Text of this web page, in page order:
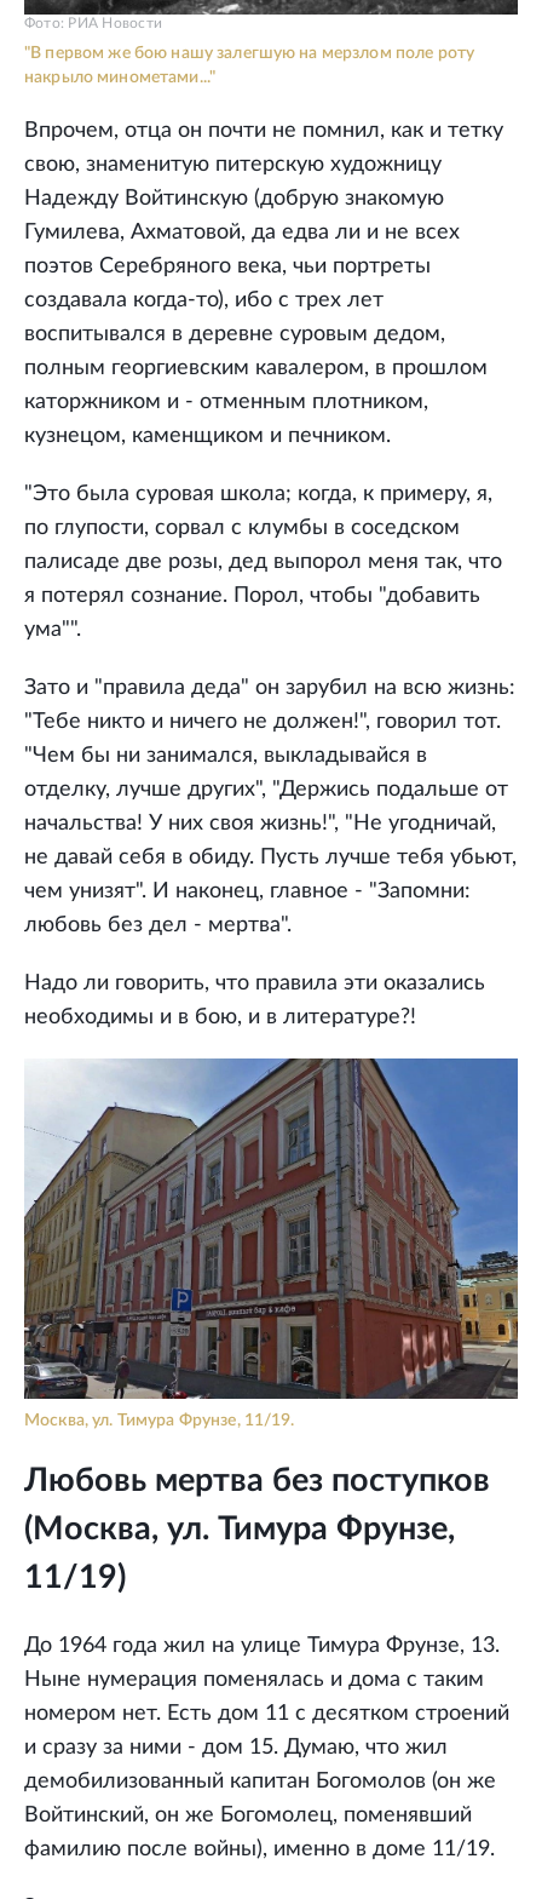
"В первом же бою нашу залегшую на мерзлом поле роту
накрыло минометами..."
Фото: РИА Новости
Впрочем, отца он почти не помнил, как и тетку
свою, знаменитую питерскую художницу
Надежду Войтинскую (добрую знакомую
Гумилева, Ахматовой, да едва ли и не всех
поэтов Серебряного века, чьи портреты
создавала когда-то), ибо с трех лет
воспитывался в деревне суровым дедом,
полным георгиевским кавалером, в прошлом
каторжником и - отменным плотником,
кузнецом, каменщиком и печником.
"Это была суровая школа; когда, к примеру, я,
по глупости, сорвал с клумбы в соседском
палисаде две розы, дед выпорол меня так, что
я потерял сознание. Порол, чтобы "добавить
ума"".
Зато и "правила деда" он зарубил на всю жизнь:
"Тебе никто и ничего не должен!", говорил тот.
"Чем бы ни занимался, выкладывайся в
отделку, лучше других", "Держись подальше от
начальства! У них своя жизнь!", "Не угодничай,
не давай себя в обиду. Пусть лучше тебя убьют,
чем унизят". И наконец, главное - "Запомни:
любовь без дел - мертва".
Надо ли говорить, что правила эти оказались
необходимы и в бою, и в литературе?!
Москва, ул. Тимура Фрунзе, 11/19.
Любовь мертва без поступков
(Москва, ул. Тимура Фрунзе,
11/19)
До 1964 года жил на улице Тимура Фрунзе, 13.
Ныне нумерация поменялась и дома с таким
номером нет. Есть дом 11 с десятком строений
и сразу за ними - дом 15. Думаю, что жил
демобилизованный капитан Богомолов (он же
Войтинский, он же Богомолец, поменявший
фамилию после войны), именно в доме 11/19.